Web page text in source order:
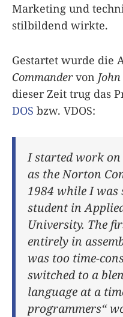
Marketing und
stilbildend wirkte.
Gestartet wurde die
Commandervon
dieser Zeit trug das
DOS bzw. VDOS:
I started work
as the Norton
1984 while I
student in
University. The
entirely in
was too time-
switched to a
language at a
programmers“